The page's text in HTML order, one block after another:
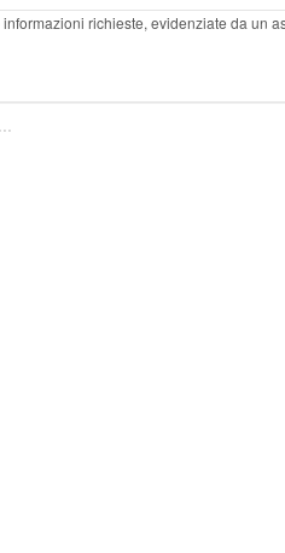
richieste, evidenziate da un